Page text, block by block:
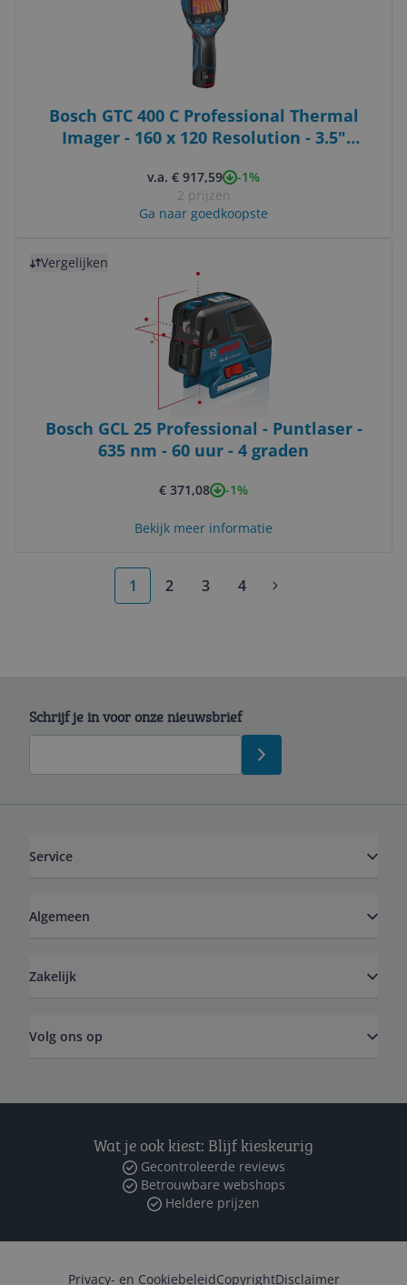
Bosch GTC 400 C Professional Thermal
Imager - 160 x 120 Resolution - 3.5"
v.a. € 917,59
-1%
2 prijzen
Ga naar goedkoopste
Vergelijken
Bosch GCL 25 Professional - Puntlaser -
635 nm - 60 uur - 4 graden
€ 371,08 -1%
Bekijk meer informatie
1 2 3 4
Schrijf je in voor onze nieuwsbrief
Service
Algemeen
Zakelijk
Volg ons op
Wat je ook kiest: Blijf kieskeurig
Gecontroleerde reviews
Betrouwbare webshops
Heldere prijzen
Privacy- en CookiebeleidCopyrightDisclaimer